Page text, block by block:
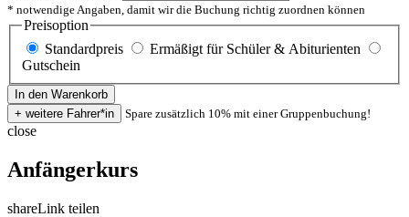
* notwendige Angaben, damit wir die Buchung richtig zuordnen können
Preisoption
Standardpreis
Ermäßigt für Schüler & Abiturienten
Gutschein
Spare zusätzlich 10% mit einer Gruppenbuchung!
close
Anfängerkurs
shareLink teilen